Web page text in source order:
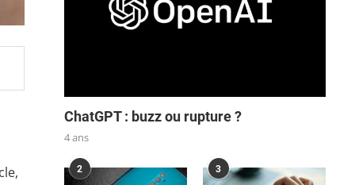
ChatGPT : buzz ou rupture ?
4 ans
2 3